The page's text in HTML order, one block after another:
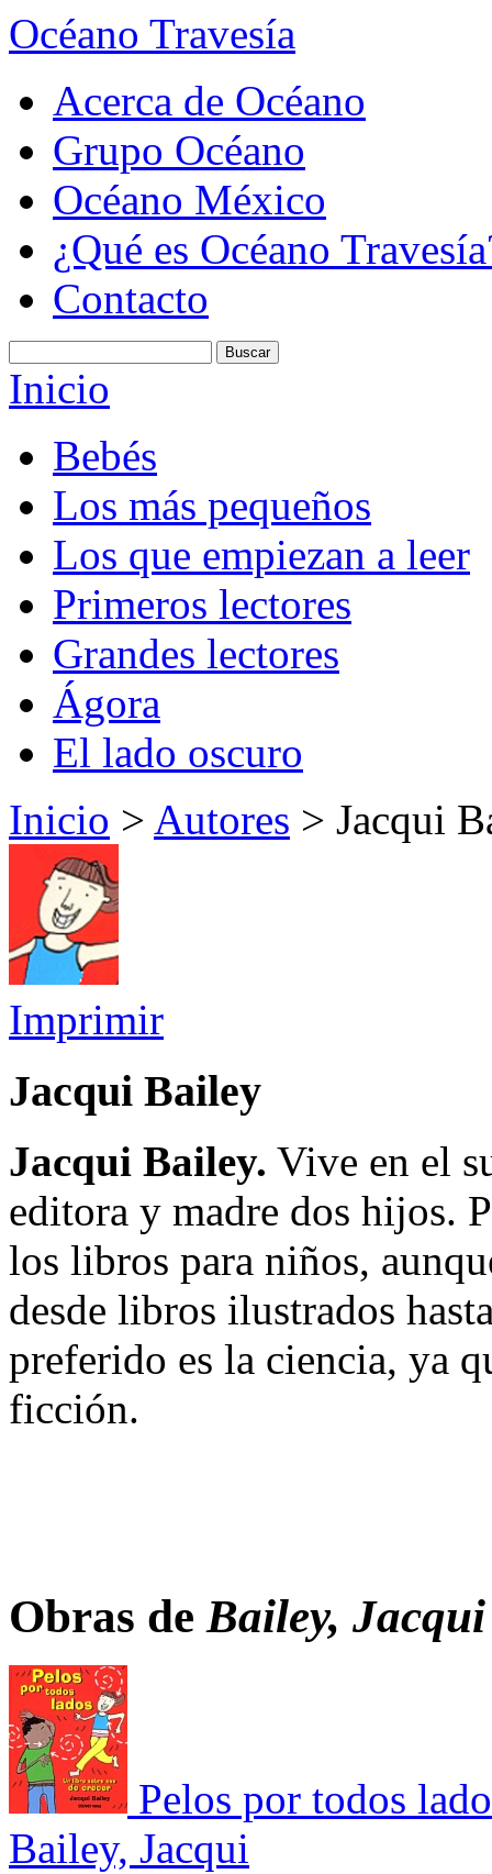
Océano Travesía
Acerca de Océano
Grupo Océano
Océano México
¿Qué es Océano
Contacto
Inicio
Bebés
Los más pequeños
Los que empiezan a leer
Primeros lectores
Grandes lectores
Ágora
El lado oscuro
Inicio > Autores > Jacqui
Imprimir
Jacqui Bailey
Jacqui Bailey. Vive en el
editora y madre dos hijos.
los libros para niños,
desde libros ilustrados
preferido es la ciencia, ya
ficción.
Obras deBailey, Jacqui
Pelos por todos
Bailey, Jacqui